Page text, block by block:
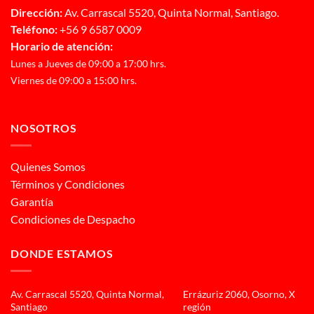
Dirección: Av. Carrascal 5520, Quinta Normal, Santiago.
Teléfono:+56 9 6587 0009
Horario de atención:
Lunes a Jueves de 09:00 a 17:00 hrs.
Viernes de 09:00 a 15:00 hrs.
NOSOTROS
Quienes Somos
Términos y Condiciones
Garantía
Condiciones de Despacho
DONDE ESTAMOS
Av. Carrascal 5520, Quinta Normal,
Santiago
Errázuriz 2060, Osorno, X
región